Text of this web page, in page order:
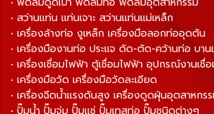
• สว่านแท่น แท่นเจาะ สว่านแท่นแม่เหล็ก
• เครื่องล้างท่อ งูเหล็ก เครื่องมือลอกท่ออุดตัน
• เครื่องมืองานท่อ ประแจ ดัด-ตัด-คว้านท่อ บา
• เครื่องเชื่อมไฟฟ้า ตู้เชื่อมไฟฟ้า อุปกรณ์งานเชื่
• เครื่องมือวัด เครื่องมือวัดละเอียด
• เครื่องฉีดน้ำแรงดันสูง เครื่องดูดฝุ่นอุตสาหกร